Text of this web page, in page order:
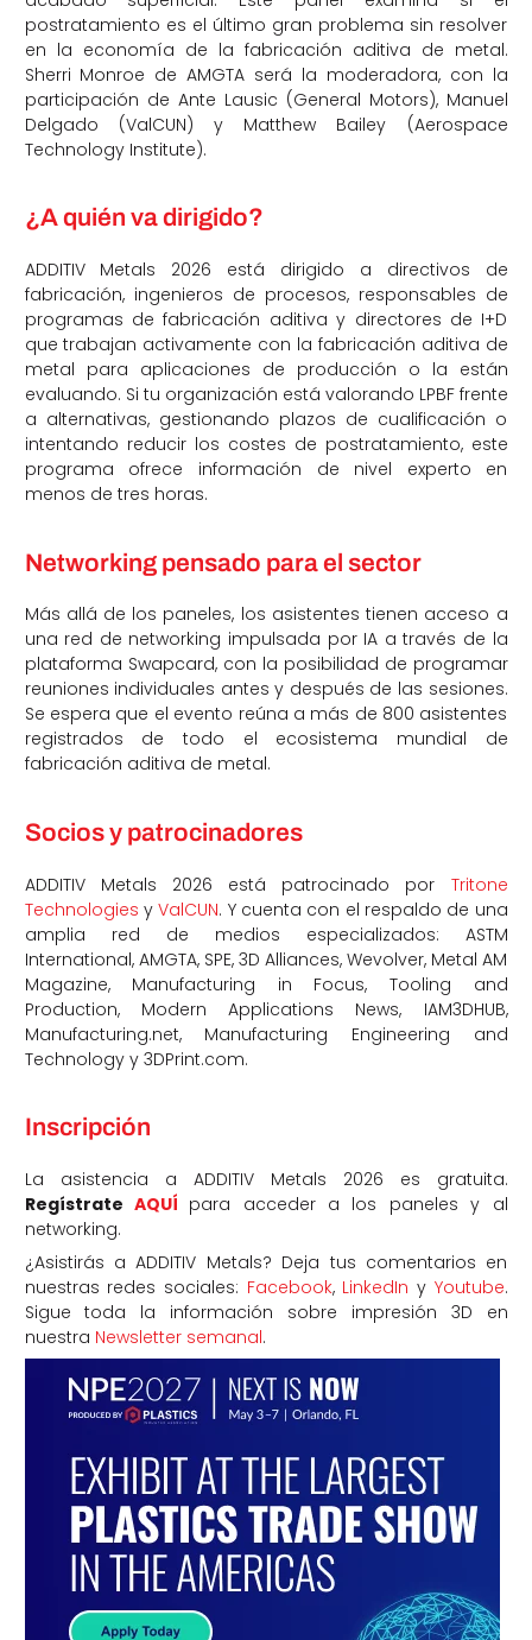
postratamiento es el último gran problema sin resolver
en la economía de la fabricación aditiva de metal.
Sherri Monroe de AMGTA será la moderadora, con la
participación de Ante Lausic (General Motors), Manuel
Delgado (ValCUN) y Matthew Bailey (Aerospace
Technology Institute).
¿A quién va dirigido?
ADDITIV Metals 2026 está dirigido a directivos de
fabricación, ingenieros de procesos, responsables de
programas de fabricación aditiva y directores de I+D
que trabajan activamente con la fabricación aditiva de
metal para aplicaciones de producción o la están
evaluando. Si tu organización está valorando LPBF frente
a alternativas, gestionando plazos de cualificación o
intentando reducir los costes de postratamiento, este
programa ofrece información de nivel experto en
menos de tres horas.
Networking pensado para el sector
Más allá de los paneles, los asistentes tienen acceso a
una red de networking impulsada por IA a través de la
plataforma Swapcard, con la posibilidad de programar
reuniones individuales antes y después de las sesiones.
Se espera que el evento reúna a más de 800 asistentes
registrados de todo el ecosistema mundial de
fabricación aditiva de metal.
Socios y patrocinadores
ADDITIV Metals 2026 está patrocinado por Tritone
Technologies yValCUN. Y cuenta con el respaldo de una
amplia red de medios especializados: ASTM
International, AMGTA, SPE, 3D Alliances, Wevolver, Metal AM
Magazine, Manufacturing in Focus, Tooling and
Production, Modern Applications News, IAM3DHUB,
Manufacturing.net, Manufacturing Engineering and
Technology y 3DPrint.com.
Inscripción
La asistencia a ADDITIV Metals 2026 es gratuita.
Regístrate AQUÍ para acceder a los paneles y al
networking.
¿Asistirás a ADDITIV Metals? Deja tus comentarios en
nuestras redes sociales: Facebook, LinkedIn y Youtube.
Sigue toda la información sobre impresión 3D en
nuestra Newsletter semanal.